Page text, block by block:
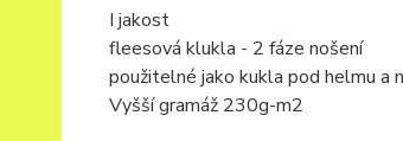
I jakost
fleesová klukla - 2 fáze nošení
použitelné jako kukla pod helmu a
Vyšší gramáž 230g-m2